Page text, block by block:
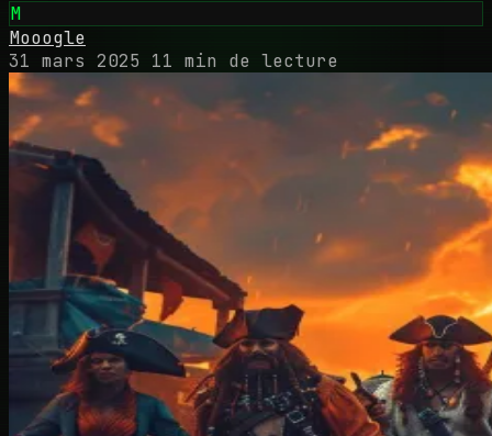
M
Mooogle
31 mars 2025
11 min de lecture